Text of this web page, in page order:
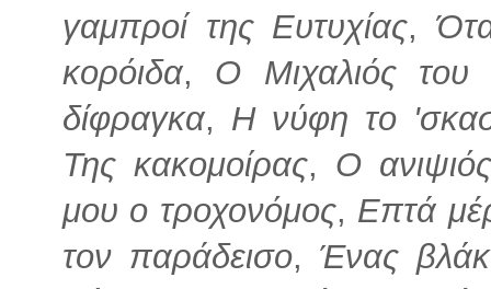
γαμπροί της Ευτυχίας,
κορόιδα, Ο Μιχαλιός του
δίφραγκα, Η νύφη το
Της κακομοίρας, Ο
μου ο τροχονόμος, Επτά
τον παράδεισο, Ένας